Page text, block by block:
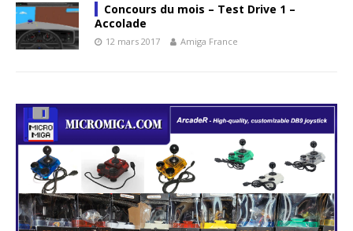
Concours du mois – Test Drive 1 –
Accolade
12 mars 2017 Amiga France